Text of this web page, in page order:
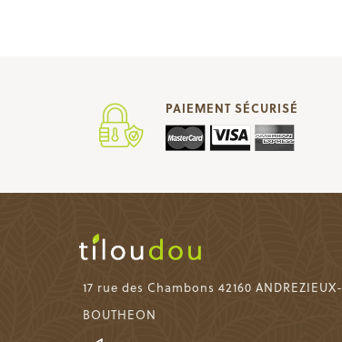
PAIEMENT SÉCURISÉ
17 rue des Chambons 42160 ANDREZIEUX-
BOUTHEON